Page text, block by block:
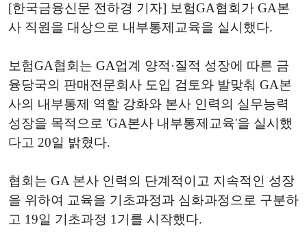
[한국금융신문 전하경 기자] 보험GA협회가 GA본
사 직원을 대상으로 내부통제교육을 실시했다.
보험GA협회는 GA업계 양적·질적 성장에 따른 금
융당국의 판매전문회사 도입 검토와 발맞춰 GA본
사의 내부통제 역할 강화와 본사 인력의 실무능력
성장을 목적으로 'GA본사 내부통제교육'을 실시했
다고 20일 밝혔다.
협회는 GA 본사 인력의 단계적이고 지속적인 성장
을 위하여 교육을 기초과정과 심화과정으로 구분하
고 19일 기초과정 1기를 시작했다.